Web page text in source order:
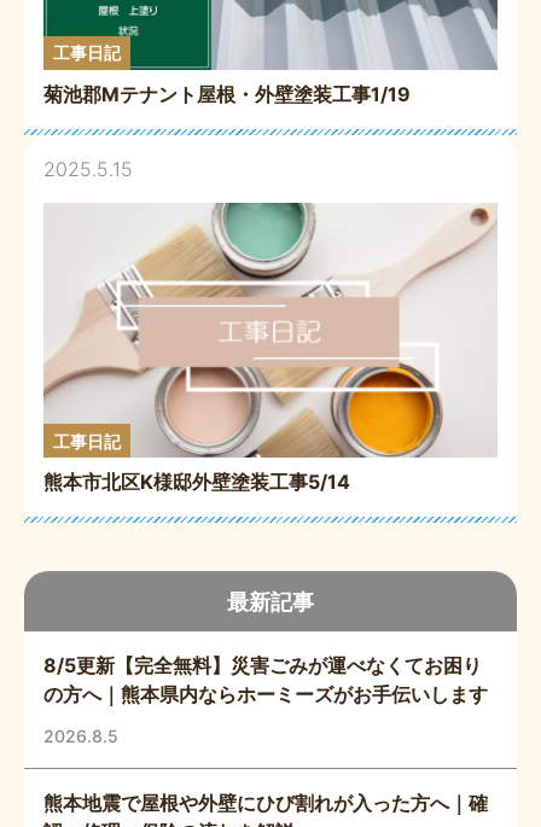
最新記事
8/5更新【完全無料】災害ごみが運べなくてお困り
の方へ｜熊本県内ならホーミーズがお手伝いします
2026.8.5
熊本地震で屋根や外壁にひび割れが入った方へ｜確
工事日記
菊池郡Mテナント屋根・外壁塗装工事1/19
2025.5.15
工事日記
熊本市北区K様邸外壁塗装工事5/14